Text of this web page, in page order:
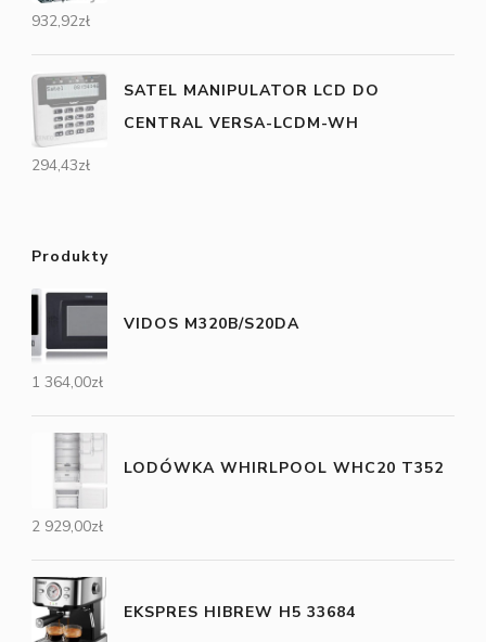
932,92zł
SATEL MANIPULATOR LCD DO
CENTRAL VERSA-LCDM-WH
294,43zł
Produkty
VIDOS M320B/S20DA
1 364,00zł
LODÓWKA WHIRLPOOL WHC20 T352
2 929,00zł
EKSPRES HIBREW H5 33684